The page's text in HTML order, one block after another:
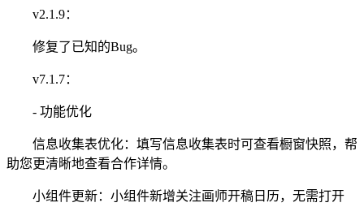
v2.1.9：
修复了已知的Bug。
v7.1.7：
- 功能优化
信息收集表优化：填写信息收集表时可查看橱窗快照，帮
助您更清晰地查看合作详情。
小组件更新：小组件新增关注画师开稿日历，无需打开